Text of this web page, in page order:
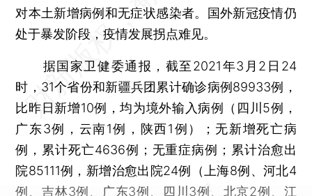
对本土新增病例和无症状感染者。国外新冠疫情仍
处于暴发阶段，疫情发展拐点难见。
据国家卫健委通报，截至2021年3月2日24
时，31个省份和新疆兵团累计确诊病例89933例，
比昨日新增10例，均为境外输入病例（四川5例，
广东3例，云南1例，陕西1例）；无新增死亡病
例，累计死亡4636例；无重症病例；累计治愈出
院85111例，新增治愈出院24例（上海8例、河北4
例、吉林3例、广东3例、四川3例、北京2例、江